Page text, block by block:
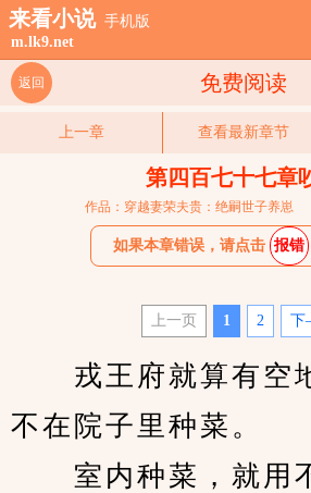
来看小说 手机版
m.lk9.net
免费阅读
返回
上一章 查看最新章节
第四百七十七章
作品：穿越妻荣夫贵：绝嗣世子养崽
如果本章错误，请点击 报错
上一页 1 2 下
戎王府就算有空
不在院子里种菜。
室内种菜，就用